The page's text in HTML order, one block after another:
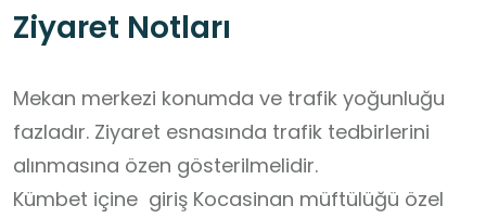
Ziyaret Notları
Mekan merkezi konumda ve trafik yoğunluğu
fazladır. Ziyaret esnasında trafik tedbirlerini
alınmasına özen gösterilmelidir.
Kümbet içine  giriş Kocasinan müftülüğü özel